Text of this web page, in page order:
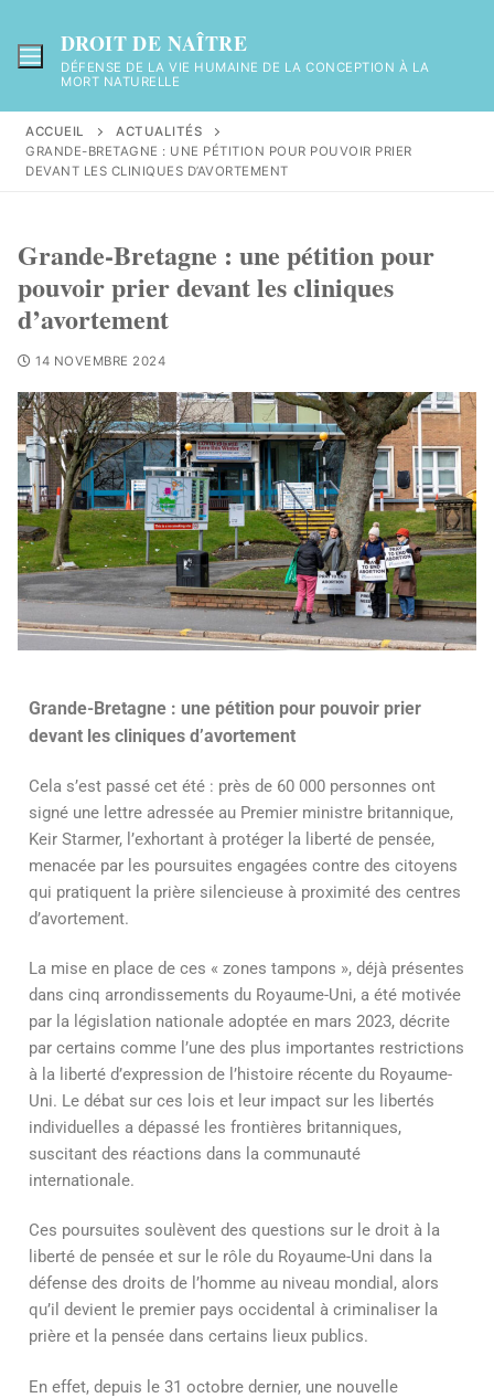
DROIT DE NAÎTRE
DÉFENSE DE LA VIE HUMAINE DE LA CONCEPTION À LA
MORT NATURELLE
ACCUEIL
ACTUALITÉS
GRANDE-BRETAGNE : UNE PÉTITION POUR POUVOIR PRIER
DEVANT LES CLINIQUES D’AVORTEMENT
Grande-Bretagne : une pétition pour
pouvoir prier devant les cliniques
d’avortement
14 NOVEMBRE 2024
Grande-Bretagne : une pétition pour pouvoir prier
devant les cliniques d’avortement
Cela s’est passé cet été : près de 60 000 personnes ont
signé une lettre adressée au Premier ministre britannique,
Keir Starmer, l’exhortant à protéger la liberté de pensée,
menacée par les poursuites engagées contre des citoyens
qui pratiquent la prière silencieuse à proximité des centres
d’avortement.
La mise en place de ces « zones tampons », déjà présentes
dans cinq arrondissements du Royaume-Uni, a été motivée
par la législation nationale adoptée en mars 2023, décrite
par certains comme l’une des plus importantes restrictions
à la liberté d’expression de l’histoire récente du Royaume-
Uni. Le débat sur ces lois et leur impact sur les libertés
individuelles a dépassé les frontières britanniques,
suscitant des réactions dans la communauté
internationale.
Ces poursuites soulèvent des questions sur le droit à la
liberté de pensée et sur le rôle du Royaume-Uni dans la
défense des droits de l’homme au niveau mondial, alors
qu’il devient le premier pays occidental à criminaliser la
prière et la pensée dans certains lieux publics.
En effet, depuis le 31 octobre dernier, une nouvelle